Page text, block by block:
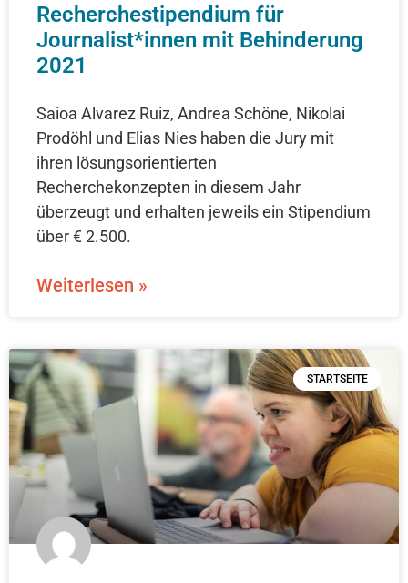
Recherchestipendium für
Journalist*innen mit Behinderung
2021
Saioa Alvarez Ruiz, Andrea Schöne, Nikolai
Prodöhl und Elias Nies haben die Jury mit
ihren lösungsorientierten
Recherchekonzepten in diesem Jahr
überzeugt und erhalten jeweils ein Stipendium
über € 2.500.
Weiterlesen »
STARTSEITE